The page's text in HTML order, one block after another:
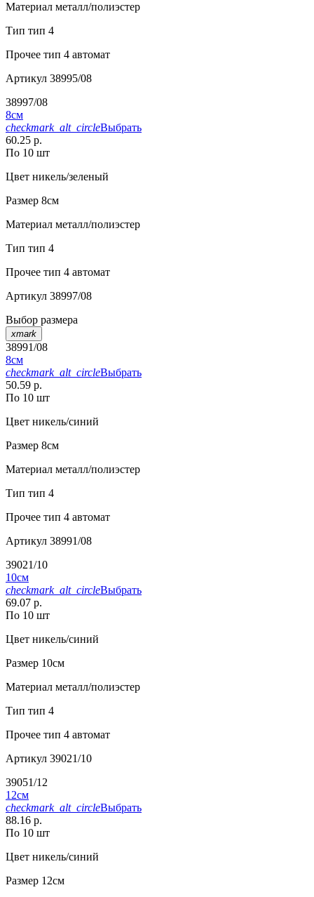
Материал металл/полиэстер
Тип тип 4
Прочее тип 4 автомат
Артикул 38995/08
38997/08
8см
checkmark_alt_circleВыбрать
60.25 р.
По 10 шт
Цвет никель/зеленый
Размер 8см
Материал металл/полиэстер
Тип тип 4
Прочее тип 4 автомат
Артикул 38997/08
Выбор размера
xmark
38991/08
8см
checkmark_alt_circleВыбрать
50.59 р.
По 10 шт
Цвет никель/синий
Размер 8см
Материал металл/полиэстер
Тип тип 4
Прочее тип 4 автомат
Артикул 38991/08
39021/10
10см
checkmark_alt_circleВыбрать
69.07 р.
По 10 шт
Цвет никель/синий
Размер 10см
Материал металл/полиэстер
Тип тип 4
Прочее тип 4 автомат
Артикул 39021/10
39051/12
12см
checkmark_alt_circleВыбрать
88.16 р.
По 10 шт
Цвет никель/синий
Размер 12см